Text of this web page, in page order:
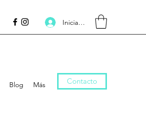
Inicia la sessió
Blog Más Contacto